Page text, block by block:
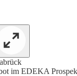
im EDEKA